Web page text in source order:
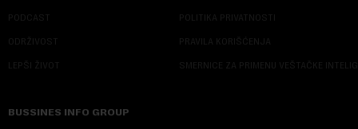
PODCAST
ODRŽIVOST
LEPŠI ŽIVOT
POLITIKA PRIVATNOSTI
PRAVILA KORIŠĆENJA
SMERNICE ZA PRIMENU VEŠTAČKE
BUSSINES INFO GROUP